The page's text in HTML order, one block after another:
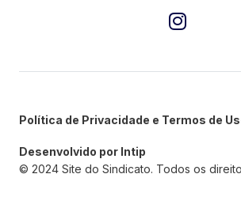
Política de Privacidade e Termos de
Desenvolvido por Intip
© 2024 Site do Sindicato. Todos os